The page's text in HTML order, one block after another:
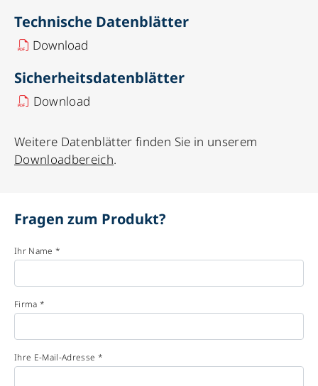
Technische Datenblätter
Download
Sicherheitsdatenblätter
Download
Weitere Datenblätter finden Sie in unserem
Downloadbereich.
Fragen zum Produkt?
Ihr Name *
Firma *
Ihre E-Mail-Adresse *